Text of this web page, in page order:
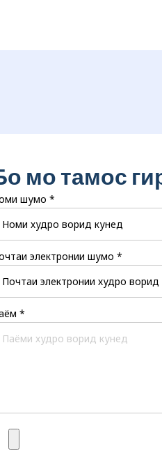
мо тамос
шумо *
электронии шумо *
*